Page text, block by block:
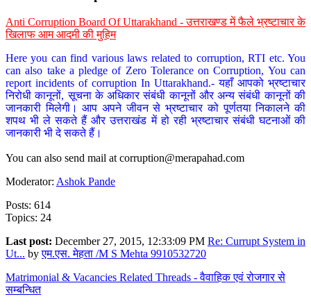
Anti Corruption Board Of Uttarakhand - उत्तराखण्ड में फैले भ्रष्टाचार के
खिलाफ आम आदमी की मुहिम
Here you can find various laws related to corruption, RTI etc. You
can also take a pledge of Zero Tolerance on Corruption, You can
report incidents of corruption In Uttarakhand.- यहाँ आपको भ्रष्टाचार
निरोधी कानूनों, सूचना के अधिकार संबंधी कानूनों और अन्य संबंधी कानूनों की
जानकारी मिलेगी। आप अपने जीवन से भ्रष्टाचार को पूर्णतया निकालने की
शपथ भी ले सकते हैं और उत्तराखंड में हो रही भ्रष्टाचार संबंधी घटनाओं की
जानकारी भी दे सकते हैं।
You can also send mail at corruption@merapahad.com
Moderator: Ashok Pande
Posts: 614
Topics: 24
Last post: December 27, 2015, 12:33:09 PM Re: Currupt System in
Ut... byएम.एस. मेहता /M S Mehta 9910532720
Matrimonial & Vacancies Related Threads - वैवाहिक एवं रोजगार से
सम्बन्धित